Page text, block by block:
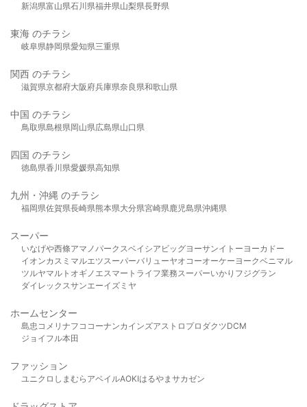
新潟県富山県石川県福井県山梨県長野県
東海 のチラシ
岐阜県静岡県愛知県三重県
関西 のチラシ
滋賀県京都府大阪府兵庫県奈良県和歌山県
中国 のチラシ
鳥取県島根県岡山県広島県山口県
四国 のチラシ
徳島県香川県愛媛県高知県
九州・沖縄 のチラシ
福岡県佐賀県長崎県熊本県大分県宮崎県鹿児島県沖縄県
スーパー
いなげや西條アマノパークスベイシア ビッグヨーサンイトーヨーカドー
イオンカスミ マルエツスーパーバリューヤオコーオーケー ヨークベニマル
ツルヤマルト オギノ エスマート ライフ業務スーパーいかり フジグラン
ダイレックスサンエーイズミヤ
ホームセンター
島忠 コメリ ナフコ コーナンカインズアストロプロダクツDCM
ジョイフル本田
ファッション
ユニクロ しまむら アベイルAOKIはるやま サカゼン